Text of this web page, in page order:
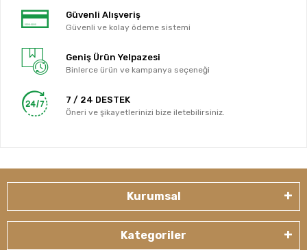
Güvenli Alışveriş
Güvenli ve kolay ödeme sistemi
Geniş Ürün Yelpazesi
Binlerce ürün ve kampanya seçeneği
7 / 24 DESTEK
Öneri ve şikayetlerinizi bize iletebilirsiniz.
Kurumsal
Kategoriler